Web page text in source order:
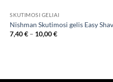
SKUTIMOSI GELIAI
Nishman Skutimosi gelis Easy
7,40€ – 10,00€Price